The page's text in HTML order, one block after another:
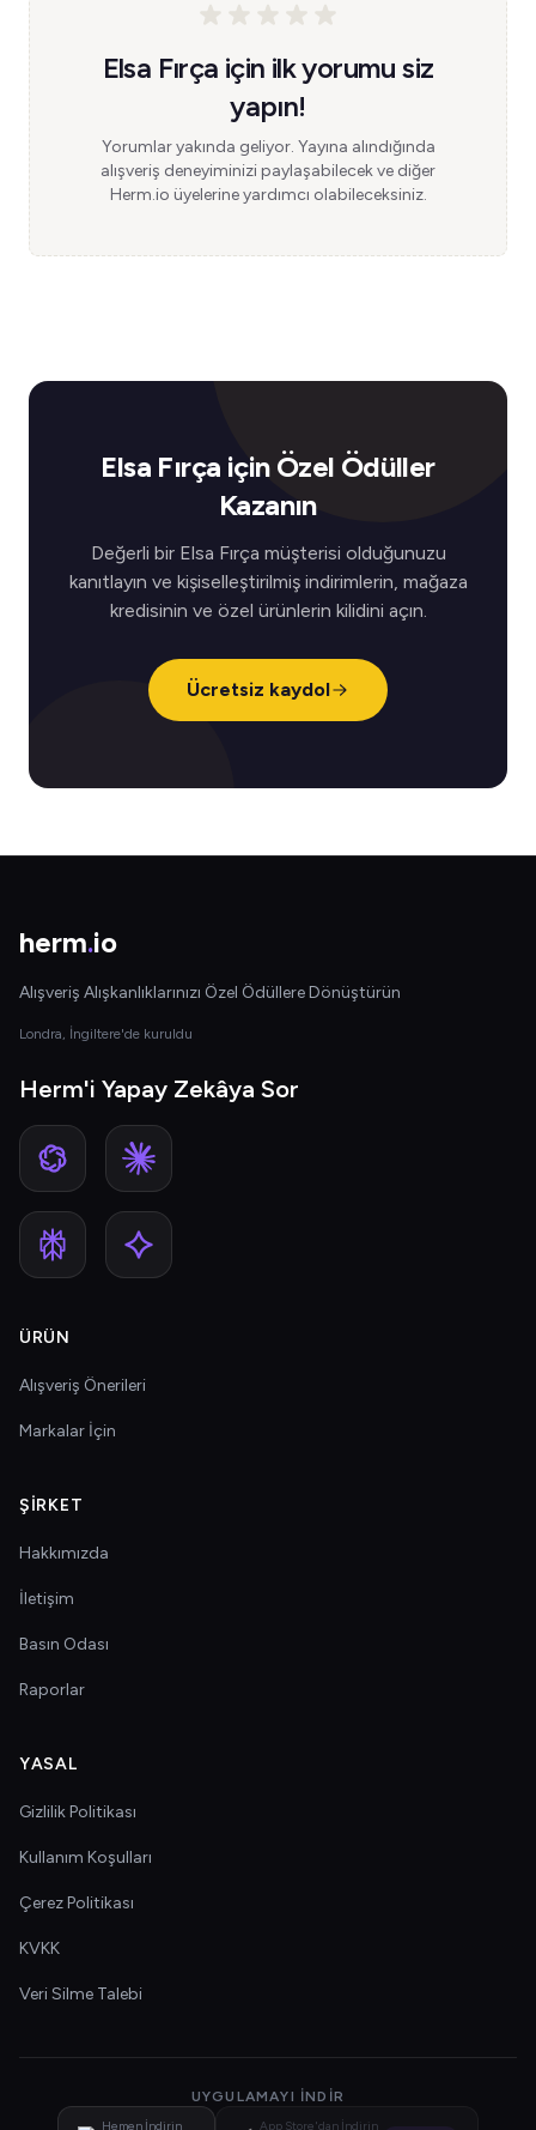
Elsa Fırça için ilk yorumu siz
yapın!
Yorumlar yakında geliyor. Yayına alındığında
alışveriş deneyiminizi paylaşabilecek ve diğer
Herm.io üyelerine yardımcı olabileceksiniz.
Elsa Fırça için Özel Ödüller
Kazanın
Değerli bir Elsa Fırça müşterisi olduğunuzu
kanıtlayın ve kişiselleştirilmiş indirimlerin, mağaza
kredisinin ve özel ürünlerin kilidini açın.
Ücretsiz kaydol
herm.io
Alışveriş Alışkanlıklarınızı Özel Ödüllere Dönüştürün
Londra, İngiltere'de kuruldu
Herm'i Yapay Zekâya Sor
ÜRÜN
Alışveriş Önerileri
Markalar İçin
ŞIRKET
Hakkımızda
İletişim
Basın Odası
Raporlar
YASAL
Gizlilik Politikası
Kullanım Koşulları
Çerez Politikası
KVKK
Veri Silme Talebi
UYGULAMAYI İNDIR
Hemen İndirin App Store'dan İndirin